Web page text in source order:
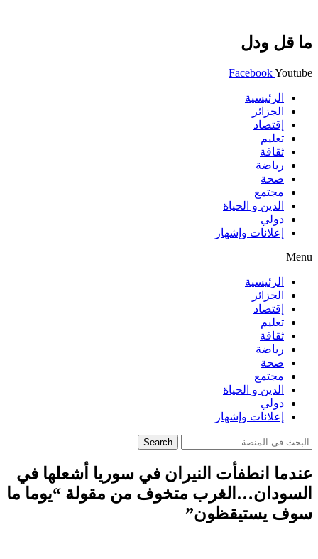
ما قل ودل
FacebookYoutube
الرئيسية
الجزائر
إقتصاد
تعليم
ثقافة
رياضة
صحة
مجتمع
الدين و الحياة
دولي
إعلانات وإشهار
Menu
الرئيسية
الجزائر
إقتصاد
تعليم
ثقافة
رياضة
صحة
مجتمع
الدين و الحياة
دولي
إعلانات وإشهار
Search
عندما انطفأت النيران في سوريا أشعلها في
السودان…الغرب متخوف من مقولة “يوما ما
سوف يستيقظون”